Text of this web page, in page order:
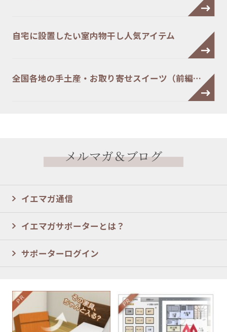
自宅に設置したい室内物干し人気アイテム
全国各地の手土産・お取り寄せスイーツ（前編…
メルマガ＆ブログ
イエマガ通信
イエマガサポーターとは？
サポーターログイン